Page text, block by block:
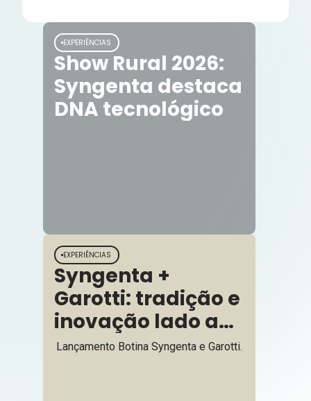
EXPERIÊNCIAS
Show Rural 2026:
Syngenta destaca
DNA tecnológico
EXPERIÊNCIAS
Syngenta +
Garotti: tradição e
inovação lado a
lado com quem
Lançamento Botina Syngenta e Garotti.